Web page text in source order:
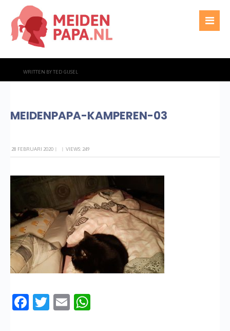
WRITTEN BYTED GIJSEL
MEIDENPAPA-KAMPEREN-03
28 FEBRUARI 2020 | | VIEWS: 249
Facebook
Twitter
Email